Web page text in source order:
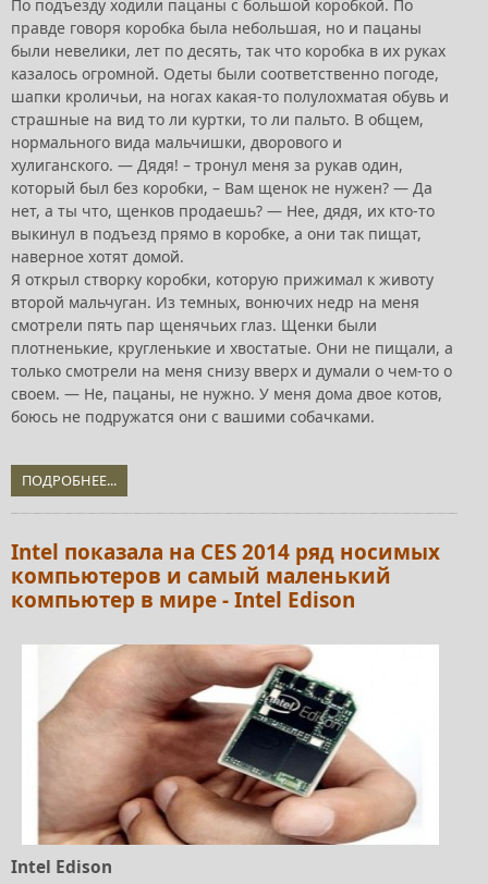
По подъезду ходили пацаны с большой коробкой. По
правде говоря коробка была небольшая, но и пацаны
были невелики, лет по десять, так что коробка в их руках
казалось огромной. Одеты были соответственно погоде,
шапки кроличьи, на ногах какая-то полулохматая обувь и
страшные на вид то ли куртки, то ли пальто. В общем,
нормального вида мальчишки, дворового и
хулиганского. — Дядя! – тронул меня за рукав один,
который был без коробки, – Вам щенок не нужен? — Да
нет, а ты что, щенков продаешь? — Нее, дядя, их кто-то
выкинул в подъезд прямо в коробке, а они так пищат,
наверное хотят домой.
Я открыл створку коробки, которую прижимал к животу
второй мальчуган. Из темных, вонючих недр на меня
смотрели пять пар щенячьих глаз. Щенки были
плотненькие, кругленькие и хвостатые. Они не пищали, а
только смотрели на меня снизу вверх и думали о чем-то о
своем. — Не, пацаны, не нужно. У меня дома двое котов,
боюсь не подружатся они с вашими собачками.
ПОДРОБНЕЕ...
Intel показала на CES 2014 ряд носимых
компьютеров и самый маленький
компьютер в мире - Intel Edison
Intel Edison